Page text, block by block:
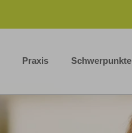
Praxis Schwerpunkte